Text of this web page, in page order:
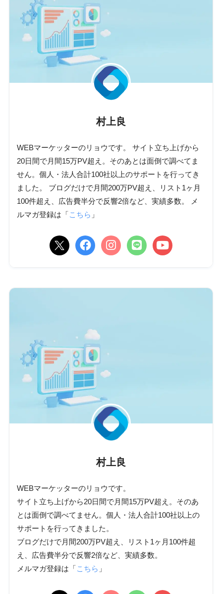
村上良
WEBマーケッターのリョウです。 サイト立ち上げから
20日間で月間15万PV超え。そのあとは面倒で調べてま
せん。個人・法人合計100社以上のサポートを行ってき
ました。 ブログだけで月間200万PV超え、リスト1ヶ月
100件超え、広告費半分で反響2倍など、実績多数。 メ
ルマガ登録は「こちら 」
村上良
WEBマーケッターのリョウです。
サイト立ち上げから20日間で月間15万PV超え。そのあ
とは面倒で調べてません。個人・法人合計100社以上の
サポートを行ってきました。
ブログだけで月間200万PV超え、リスト1ヶ月100件超
え、広告費半分で反響2倍など、実績多数。
メルマガ登録は「 こちら 」